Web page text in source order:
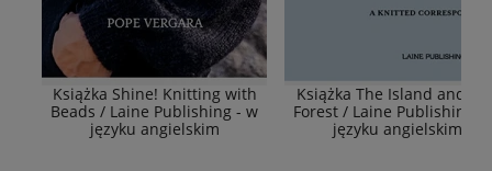
Książka Shine! Knitting with
Beads / Laine Publishing - w
języku angielskim
Książka The Island and
Forest / Laine Publishing -
języku angielskim